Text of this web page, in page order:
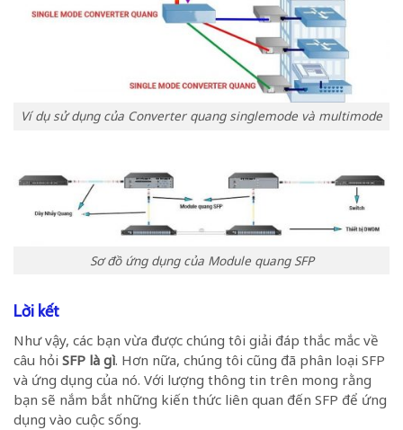
Ví dụ sử dụng của Converter quang singlemode và multimode
Sơ đồ ứng dụng của Module quang SFP
Lời kết
Như vậy, các bạn vừa được chúng tôi giải đáp thắc mắc về
câu hỏi SFP là gì. Hơn nữa, chúng tôi cũng đã phân loại SFP
và ứng dụng của nó. Với lượng thông tin trên mong rằng
bạn sẽ nắm bắt những kiến thức liên quan đến SFP để ứng
dụng vào cuộc sống.